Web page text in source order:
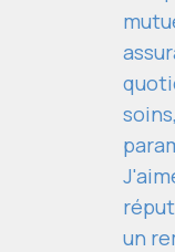
un